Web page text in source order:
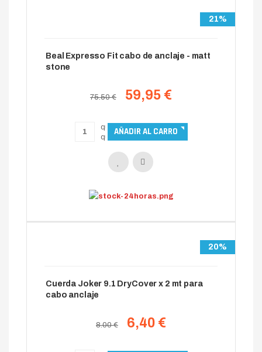
21%
Beal Expresso Fit cabo de anclaje - matt
stone
75.50 € 59,95 €
20%
Cuerda Joker 9.1 DryCover x 2 mt para
cabo anclaje
8.00 € 6,40 €